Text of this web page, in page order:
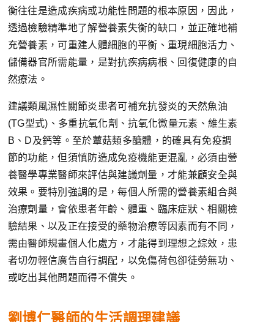
衡往往是造成疾病或功能性問題的根本原因，因此，
透過檢驗精準地了解營養素失衡的缺口，並正確地補
充營養素，可重建人體細胞的平衡、重現細胞活力、
儲備器官所需能量，是對抗疾病病根、回復健康的自
然療法。
建議類風濕性關節炎患者可補充抗發炎的天然魚油
(TG型式)、多重抗氧化劑、抗氧化微量元素、維生素
B、D及鈣等。至於蕈菇類多醣體，的確具有免疫調
節的功能，但須慎防造成免疫機能更混亂，必須由營
養醫學專業醫師來評估與建議劑量，才能兼顧安全與
效果。要特別強調的是，每個人所需的營養素組合與
治療劑量，會依患者年齡、體重、臨床症狀、相關檢
驗結果、以及正在接受的藥物治療等因素而有不同，
需由醫師規畫個人化處方，才能得到理想之綜效，患
者切勿輕信廣告自行調配，以免傷荷包卻徒勞無功、
或吃出其他問題而得不償失。
劉博仁醫師的生活調理建議